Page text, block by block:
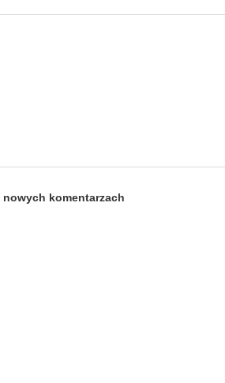
komentarzach